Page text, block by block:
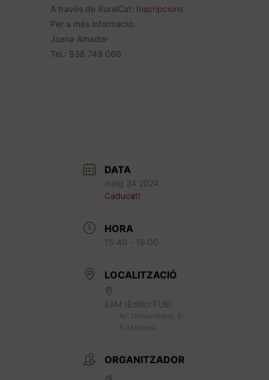
A través de RuralCat: Inscripcions
Per a més informació:
Joana Amador
Tel.: 938 749 060
DATA
maig 24 2024
Caducat!
HORA
15:40 - 19:00
LOCALITZACIÓ
EAM (Edifici FUB)
Av. Universitària, 6-
8. Manresa
ORGANITZADOR